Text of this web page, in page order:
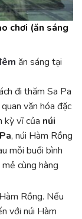
chơi (ăn sáng
ăn sáng tại
đi thăm Sa Pa
văn hóa đặc
kỳ vĩ của núi
, núi Hàm Rồng
mỗi buổi bình
cùng hàng
Rồng. Nếu
với núi Hàm